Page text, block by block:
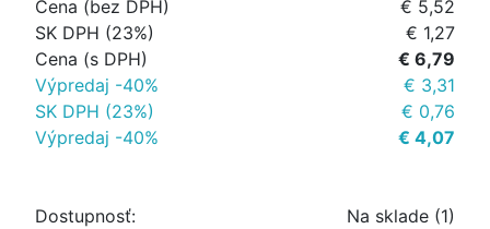
Cena (bez DPH)
€ 5,52
SK DPH (23%)
€ 1,27
Cena (s DPH)
€ 6,79
Výpredaj -40%
€ 3,31
SK DPH (23%)
€ 0,76
Výpredaj -40%
€ 4,07
Dostupnosť: Na sklade (1)